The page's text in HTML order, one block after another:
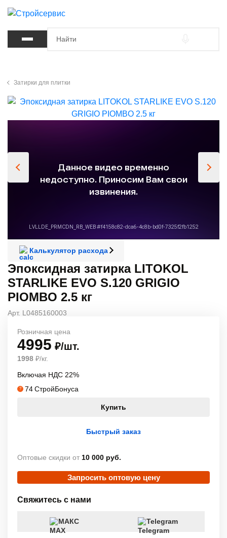
Затирки для плитки
Эпоксидная затирка LITOKOL
STARLIKE EVO S.120 GRIGIO
PIOMBO 2.5 кг
Арт. L0485160003
Калькулятор расхода
Розничная цена
4995 ₽/шт.
1998 ₽/кг.
Включая НДС 22%
? 74СтройБонуса
Купить
Быстрый заказ
Оптовые скидки от 10 000 руб.
Запросить оптовую цену
Свяжитесь с нами
МАКС Telegram